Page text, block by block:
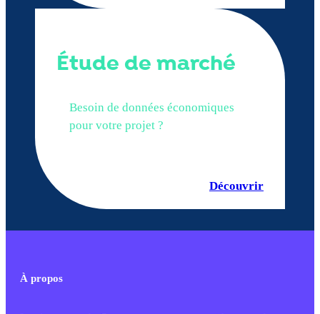
Étude de marché
Besoin de données économiques
pour votre projet ?
Découvrir
À propos